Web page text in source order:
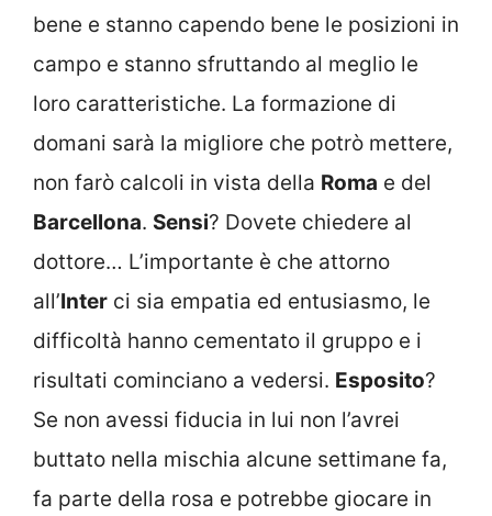
bene e stanno capendo bene le posizioni in
campo e stanno sfruttando al meglio le
loro caratteristiche. La formazione di
domani sarà la migliore che potrò mettere,
non farò calcoli in vista della Roma e del
Barcellona. Sensi? Dovete chiedere al
dottore… L’importante è che attorno
all’Inter ci sia empatia ed entusiasmo, le
difficoltà hanno cementato il gruppo e i
risultati cominciano a vedersi. Esposito?
Se non avessi fiducia in lui non l’avrei
buttato nella mischia alcune settimane fa,
fa parte della rosa e potrebbe giocare in